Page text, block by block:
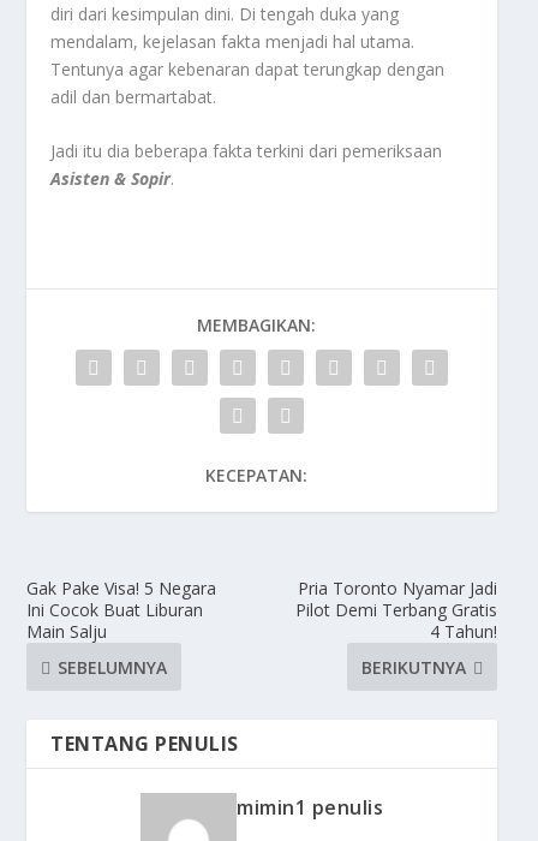
diri dari kesimpulan dini. Di tengah duka yang
mendalam, kejelasan fakta menjadi hal utama.
Tentunya agar kebenaran dapat terungkap dengan
adil dan bermartabat.
Jadi itu dia beberapa fakta terkini dari pemeriksaan
Asisten & Sopir.
MEMBAGIKAN:
KECEPATAN:
Gak Pake Visa! 5 Negara
Ini Cocok Buat Liburan
Main Salju
SEBELUMNYA
Pria Toronto Nyamar Jadi
Pilot Demi Terbang Gratis
4 Tahun!
BERIKUTNYA
TENTANG PENULIS
mimin1 penulis